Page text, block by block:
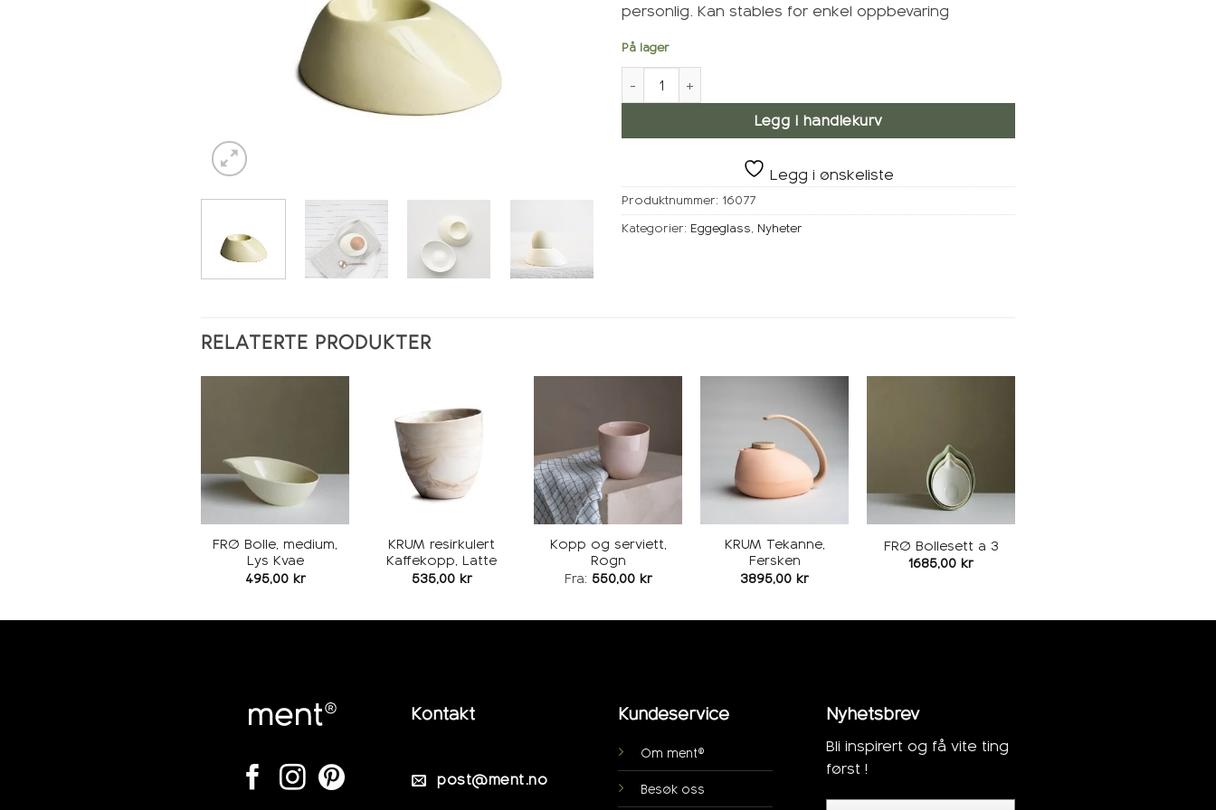
personlig. Kan stables for enkel oppbevaring
På lager
KRUM Eggeglass stor, Korn antall
Legg i handlekurv
Legg i ønskeliste
Produktnummer: 16077
Kategorier: Eggeglass, Nyheter
RELATERTE PRODUKTER
FRØ Bolle, medium,
Lys Kvae
495,00 kr
Legg i
KRUM resirkulert
Kaffekopp, Latte
535,00 kr
ønskeliste
Kopp og serviett,
Rogn
Fra: 550,00 kr
ønskeliste
KRUM Tekanne,
Fersken
3895,00 kr
FRØ Bollesett a 3
1685,00 kr
Kontakt
post@ment.no
Kundeservice
Om ment®
Besøk oss
Nyhetsbrev
Bli inspirert og få vite ting
først !